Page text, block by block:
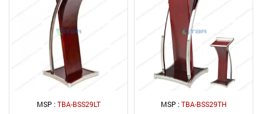
MSP :TBA-BSS29LT MSP :TBA-BSS29TH